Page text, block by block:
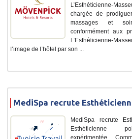
L’Esthéticienne-
chargée de
massages et
conformément aux
L’Esthéticienne-
l’image de l’hôtel par son ...
MediSpa recrute
MediSpa recrute
Esthéticienne
expérimentée.